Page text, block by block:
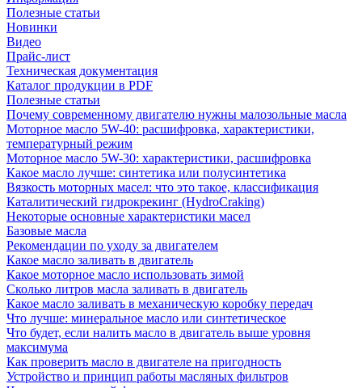
Полезные статьи
Новинки
Видео
Прайс-лист
Техническая документация
Каталог продукции в PDF
Полезные статьи
Почему современному двигателю нужны малозольные масла
Моторное масло 5W-40: расшифровка, характеристики,
температурный режим
Моторное масло 5W-30: характеристики, расшифровка
Какое масло лучше: синтетика или полусинтетика
Вязкость моторных масел: что это такое, классификация
Каталитический гидрокрекинг (НydroСraking)
Некоторые основные характеристики масел
Базовые масла
Рекомендации по уходу за двигателем
Какое масло заливать в двигатель
Какое моторное масло использовать зимой
Сколько литров масла заливать в двигатель
Какое масло заливать в механическую коробку передач
Что лучше: минеральное масло или синтетическое
Что будет, если налить масло в двигатель выше уровня
максимума
Как проверить масло в двигателе на пригодность
Устройство и принцип работы масляных фильтров